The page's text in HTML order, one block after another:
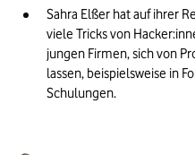
Sahra Elßer hat auf ihrer
viele Tricks von
jungen Firmen, sich von
lassen, beispielsweise in
Schulungen.